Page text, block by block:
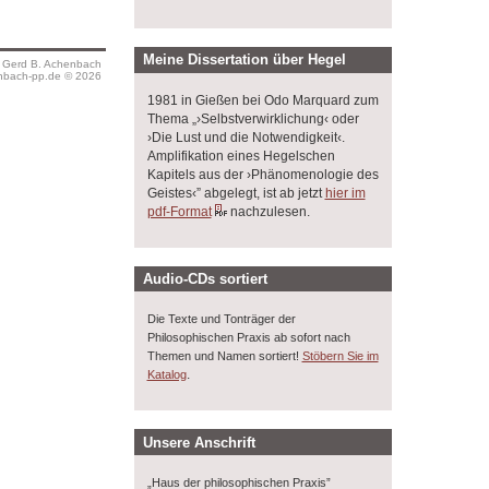
B. Achenbach
pp.de © 2026
Meine Dissertation über Hegel
1981 in Gießen bei Odo Marquard zum
Thema „›Selbstverwirklichung‹ oder
›Die Lust und die Notwendigkeit‹.
Amplifikation eines Hegelschen
Kapitels aus der ›Phänomenologie des
Geistes‹” abgelegt, ist ab jetzt hier im
pdf-Format
nachzulesen.
Audio-CDs sortiert
Die Texte und Tonträger der
Philosophischen Praxis ab sofort nach
Themen und Namen sortiert! Stöbern Sie im
Katalog.
Unsere Anschrift
„Haus der philosophischen Praxis”